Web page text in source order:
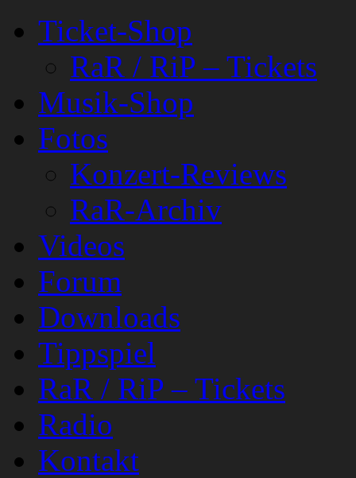
Ticket-Shop
RaR / RiP – Tickets
Musik-Shop
Fotos
Konzert-Reviews
RaR-Archiv
Videos
Forum
Downloads
Tippspiel
RaR / RiP – Tickets
Radio
Kontakt